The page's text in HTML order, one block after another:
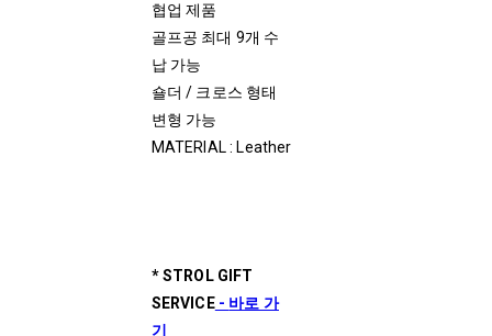
협업 제품
골프공 최대 9개 수
납 가능
숄더 / 크로스 형태
변형 가능
MATERIAL : Leather
* STROL GIFT
SERVICE- 바로 가
기